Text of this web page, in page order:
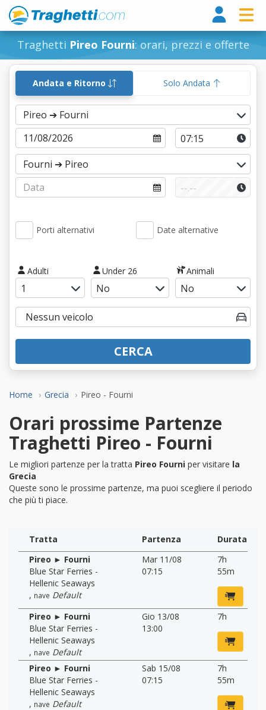
Traghetti Pireo Fourni: orari, prezzi e offerte
Home Grecia Pireo - Fourni
Andata e Ritorno Solo Andata
Porti alternativi Date alternative
Adulti Under 26 Animali
CERCA
Orari prossime Partenze
Traghetti Pireo - Fourni
Le migliori partenze per la tratta Pireo Fourni per visitare la
Grecia
Queste sono le prossime partenze, ma puoi scegliere il periodo
che più ti piace.
Tratta Partenza
Durata
Pireo ► Fourni
Blue Star Ferries -
Hellenic Seaways
, nave Default
Mar 11/08
07:15
7h
55m
Pireo ► Fourni
Blue Star Ferries -
Hellenic Seaways
, nave Default
Gio 13/08
13:00
7h
Pireo ► Fourni
Blue Star Ferries -
Hellenic Seaways
, nave Default
Sab 15/08
07:15
7h
55m